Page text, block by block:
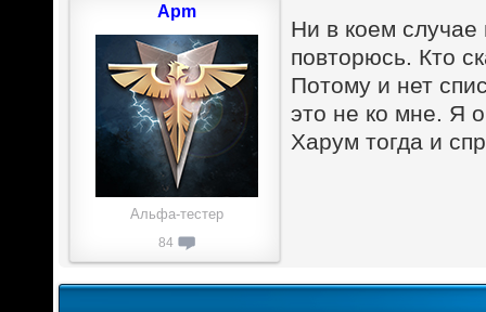
Ни в коем случае
повторюсь. Кто
Потому и нет
это не ко мне. Я
Харум тогда и
Apm
Альфа-тестер
84